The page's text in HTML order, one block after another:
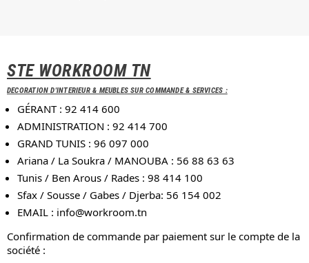
STE WORKROOM TN
DECORATION D'INTERIEUR & MEUBLES SUR COMMANDE & SERVICES :
GÉRANT : 92 414 600
ADMINISTRATION : 92 414 700
GRAND TUNIS : 96 097 000
Ariana / La Soukra / MANOUBA : 56 88 63 63
Tunis / Ben Arous / Rades : 98 414 100
Sfax / Sousse / Gabes / Djerba: 56 154 002
EMAIL : info@workroom.tn
Confirmation de commande par paiement sur le compte de la
société :